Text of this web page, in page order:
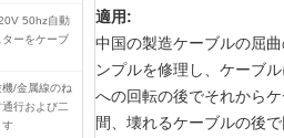
50hz自動
ーをケーブ
/金属線のね
行および二
す
適用:
中国の製造ケーブルの屈
ンプルを修理し、ケーブ
への回転の後でそれから
間、壊れるケーブルの後